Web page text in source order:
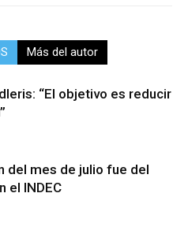
Más del autor
“El objetivo es reducir
del mes de julio fue del
el INDEC